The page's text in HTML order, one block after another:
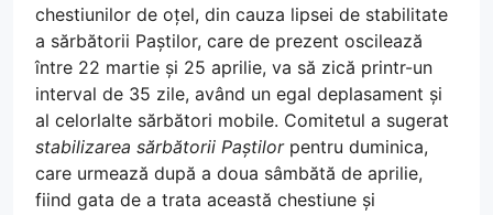
chestiunilor de oțel, din cauza lipsei de stabilitate
a sărbătorii Paștilor, care de prezent oscilează
între 22 martie și 25 aprilie, va să zică printr-un
interval de 35 zile, având un egal deplasament și
al celorlalte sărbători mobile. Comitetul a sugerat
stabilizarea sărbătorii Paștilorpentru duminica,
care urmează după a doua sâmbătă de aprilie,
fiind gata de a trata această chestiune și